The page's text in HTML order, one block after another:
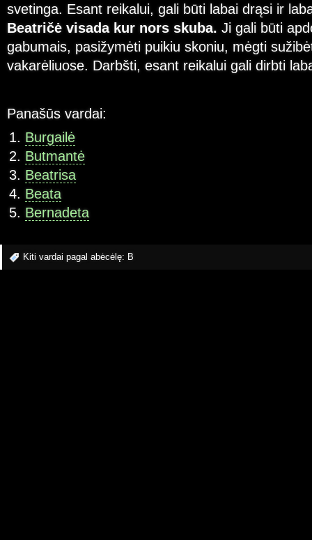
svetinga. Esant reikalui, gali būti labai drąsi ir
Beatričė visada kur nors skuba. Ji gali būti
gabumais, pasižymėti puikiu skoniu, mėgti
vakarėliuose. Darbšti, esant reikalui gali dirbti
Panašūs vardai:
Burgailė
Butmantė
Beatrisa
Beata
Bernadeta
Kiti vardai pagal abėcėlę: B